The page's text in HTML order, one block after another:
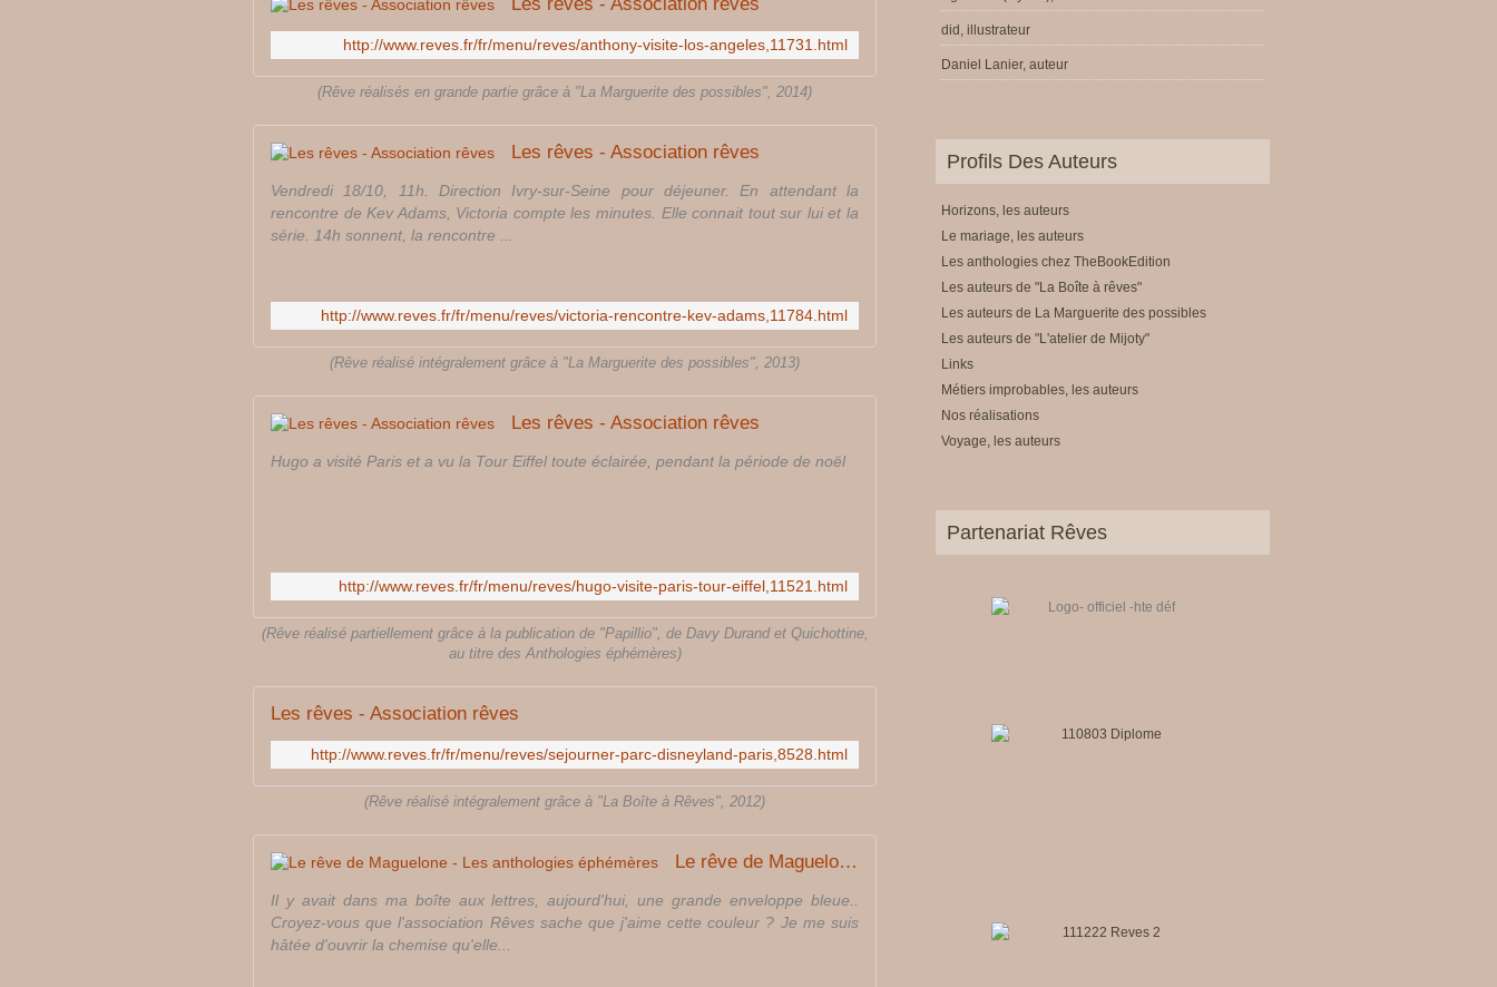
http://www.reves.fr/fr/menu/reves/anthony-visite-los-angeles,11731.html
(Rêve réalisés en grande partie grâce à "La Marguerite des possibles", 2014)
Les rêves - Association rêves
Vendredi 18/10, 11h. Direction Ivry-sur-Seine pour déjeuner. En attendant la
rencontre de Kev Adams, Victoria compte les minutes. Elle connait tout sur lui et la
série. 14h sonnent, la rencontre ...
http://www.reves.fr/fr/menu/reves/victoria-rencontre-kev-adams,11784.html
(Rêve réalisé intégralement grâce à "La Marguerite des possibles", 2013)
Les rêves - Association rêves
Hugo a visité Paris et a vu la Tour Eiffel toute éclairée, pendant la période de noël
http://www.reves.fr/fr/menu/reves/hugo-visite-paris-tour-eiffel,11521.html
(Rêve réalisé partiellement grâce à la publication de "Papillio", de Davy Durand et Quichottine,
au titre des Anthologies éphémères)
Les rêves - Association rêves
http://www.reves.fr/fr/menu/reves/sejourner-parc-disneyland-paris,8528.html
(Rêve réalisé intégralement grâce à "La Boîte à Rêves", 2012)
Le rêve de Maguelone - Les anthologies éphémères
Il y avait dans ma boîte aux lettres, aujourd'hui, une grande enveloppe bleue..
Croyez-vous que l'association Rêves sache que j'aime cette couleur ? Je me suis
hâtée d'ouvrir la chemise qu'elle...
did, illustrateur
Daniel Lanier, auteur
Profils Des Auteurs
Horizons, les auteurs
Le mariage, les auteurs
Les anthologies chez TheBookEdition
Les auteurs de "La Boîte à rêves"
Les auteurs de La Marguerite des possibles
Les auteurs de "L'atelier de Mijoty"
Links
Métiers improbables, les auteurs
Nos réalisations
Voyage, les auteurs
Partenariat Rêves